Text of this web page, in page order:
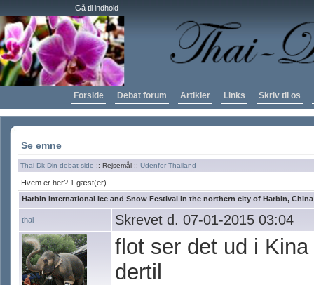
Gå til indhold
Forside Debat forum Artikler Links Skriv til os
Se emne
Thai-Dk Din debat side :: Rejsemål :: Udenfor Thailand
Hvem er her? 1 gæst(er)
Harbin International Ice and Snow Festival in the northern city of Harbin, China
thai Skrevet d. 07-01-2015 03:04
flot ser det ud i
dertil